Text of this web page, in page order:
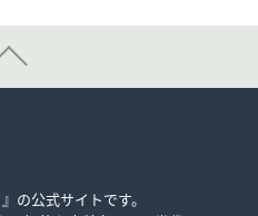
の公式サイトです。